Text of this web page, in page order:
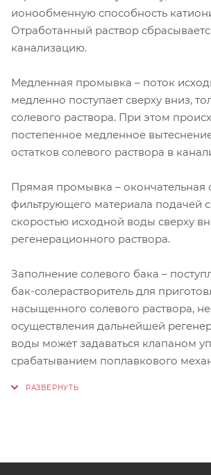
ионообменную способность
Отработанный раствор
канализацию.
Медленная промывка – поток
медленно поступает сверху вниз,
солевого раствора. При этом
постепенное медленное
остатков солевого раствора в
Прямая промывка – окончательная
фильтрующего материала подачей
скоростью исходной воды сверху
регенерационного раствора.
Заполнение солевого бака –
бак-солерастворитель для
насыщенного солевого раствора,
осуществления дальнейшей
воды может задаваться клапаном
срабатыванием поплавкового